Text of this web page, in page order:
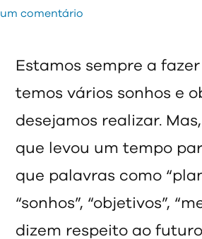
por
um comentário
chegou!
E
Estamos sempre a
temos vários sonhos e
desejamos realizar.
que levou um tempo
que palavras como
“sonhos”, “objetivos”,
dizem respeito ao